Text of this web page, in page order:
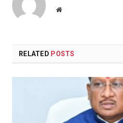
Website
RELATED POSTS